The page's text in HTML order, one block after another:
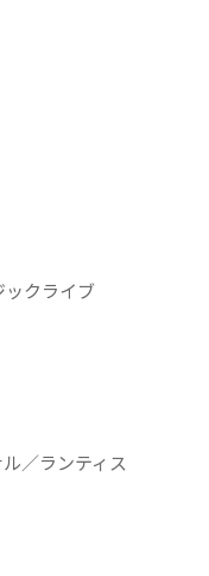
ックライブ
／ランティス